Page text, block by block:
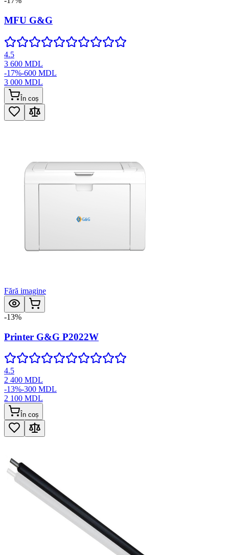
MFU G&G
4.5
3 600 MDL
-17%-600 MDL
3 000 MDL
În coș
Fără imagine
-13%
Printer G&G P2022W
4.5
2 400 MDL
-13%-300 MDL
2 100 MDL
În coș